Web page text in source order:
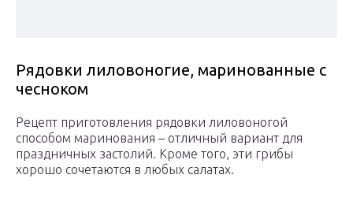
Рядовки лиловоногие, маринованные с
чесноком
Рецепт приготовления рядовки лиловоногой
способом маринования – отличный вариант для
праздничных застолий. Кроме того, эти грибы
хорошо сочетаются в любых салатах.